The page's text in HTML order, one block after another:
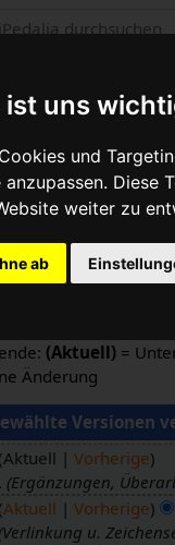
ist uns
und
Diese
weiter zu
ab
Seite Diskussion
dieser Seite
Versionen filtern
(Aktuell) =
Änderung
Aktuell
Vorherige
Ergänzungen,
Aktuell
Vorherige
Verlinkung u.